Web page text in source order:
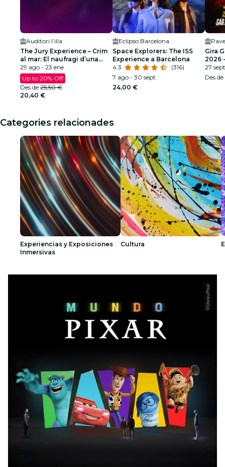
Auditori l’illa
The Jury Experience – Crim
al mar: El naufragi d’una
amistat
29 ago - 23 ene
Up to 20% Off
Des de 25,50 €
20,40 €
Eclipso Barcelona
Space Explorers: The ISS
Experience a Barcelona
4.3
(316)
7 ago - 30 sept
24,00 €
Gira
2026
27 sept
Des de
Categories relacionades
Experiencias y Exposiciones
Inmersivas
Cultura